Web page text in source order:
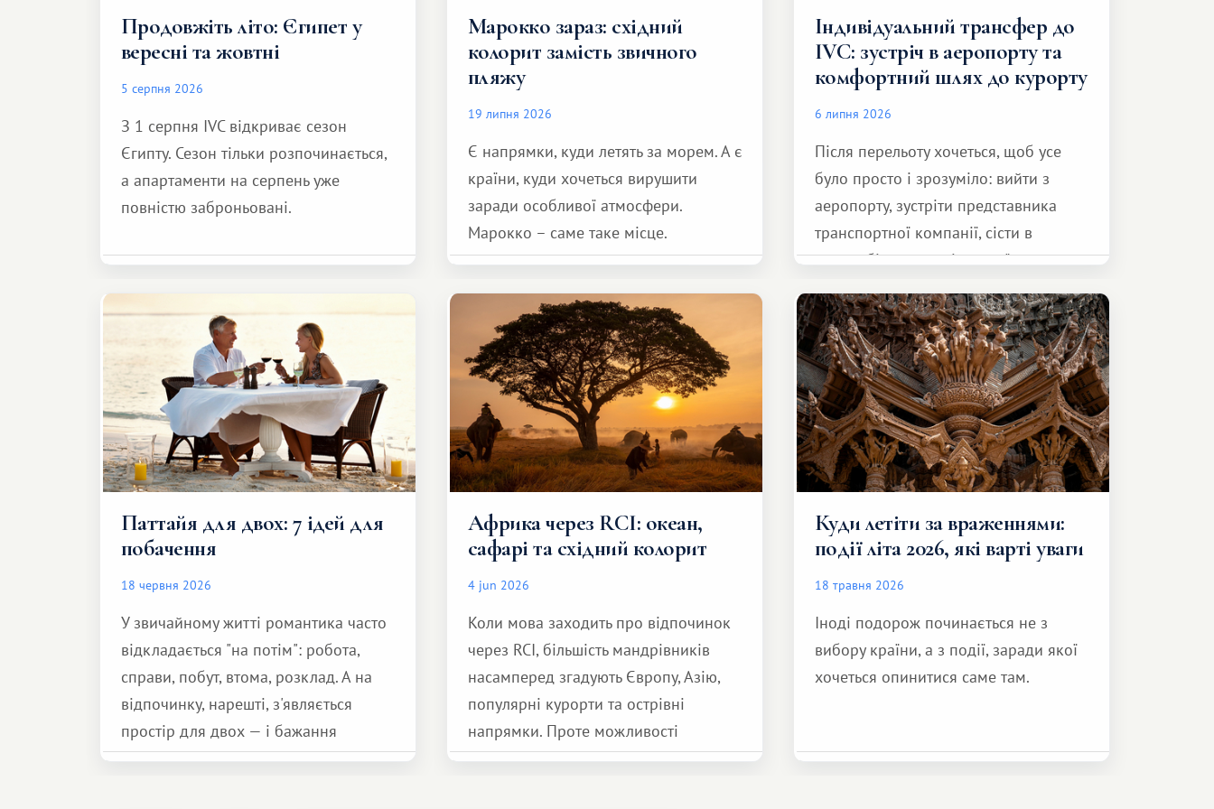
Продовжіть літо: Єгипет у
вересні та жовтні
5 серпня 2026
З 1 серпня IVC відкриває сезон
Єгипту. Сезон тільки розпочинається,
а апартаменти на серпень уже
повністю заброньовані.
Марокко зараз: східний
колорит замість звичного
пляжу
19 липня 2026
Є напрямки, куди летять за морем. А є
країни, куди хочеться вирушити
заради особливої ​​атмосфери.
Марокко – саме таке місце.
Індивідуальний трансфер до
IVC: зустріч в аеропорту та
комфортний шлях до курорту
6 липня 2026
Після перельоту хочеться, щоб усе
було просто і зрозуміло: вийти з
аеропорту, зустріти представника
транспортної компанії, сісти в
автомобіль та спокійно доїхати до
Паттайя для двох: 7 ідей для
побачення
18 червня 2026
У звичайному житті романтика часто
відкладається "на потім": робота,
справи, побут, втома, розклад. А на
відпочинку, нарешті, з'являється
простір для двох — і бажання
зробити для близької людини щось
Африка через RCI: океан,
сафарі та східний колорит
4 jun 2026
Коли мова заходить про відпочинок
через RCI, більшість мандрівників
насамперед згадують Європу, Азію,
популярні курорти та острівні
напрямки. Проте можливості
обмінної системи значно ширші.
Куди летіти за враженнями:
події літа 2026, які варті уваги
18 травня 2026
Іноді подорож починається не з
вибору країни, а з події, заради якої
хочеться опинитися саме там.